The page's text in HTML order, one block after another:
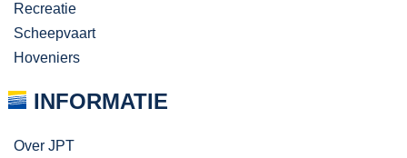
Recreatie
Scheepvaart
Hoveniers
INFORMATIE
Over JPT